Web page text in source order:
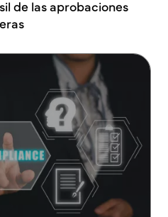
de las aprobaciones